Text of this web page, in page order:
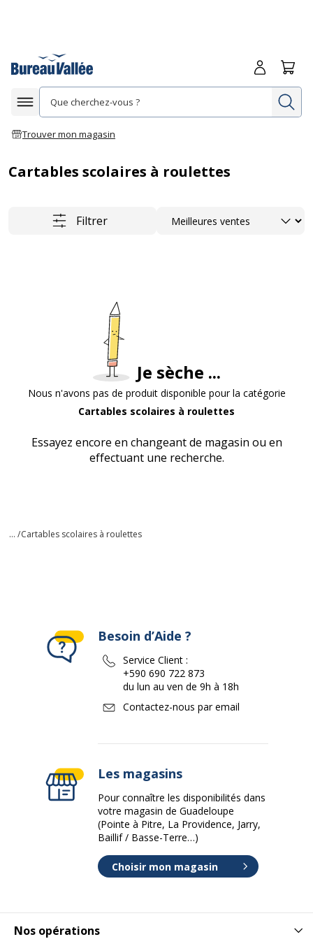
Afficher la navigation
Trouver mon magasin
Me
Cartables scolaires à roulettes
Filtrer Trier
Je sèche ...
Nous n'avons pas de produit disponible pour la catégorie
Cartables scolaires à roulettes
Essayez encore en changeant de magasin ou en
effectuant une recherche.
... /Cartables scolaires à roulettes
Nos opérations
Besoin d’Aide ?
Service Client :
+590 690 722 873
du lun au ven de 9h à 18h
Contactez-nous par email
Les magasins
Pour connaître les disponibilités dans
votre magasin de Guadeloupe
(Pointe à Pitre, La Providence, Jarry,
Baillif / Basse-Terre…)
Choisir mon magasin